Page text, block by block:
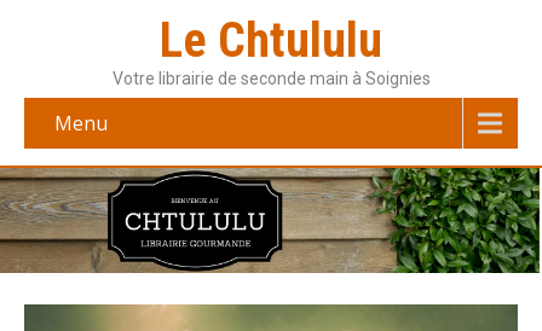
Le Chtululu
Votre librairie de seconde main à Soignies
Menu